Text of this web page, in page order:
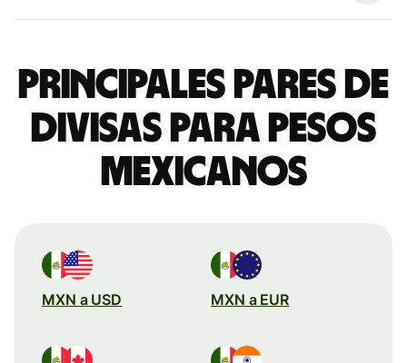
Principales pares de
divisas para pesos
mexicanos
MXN a USD MXN a EUR